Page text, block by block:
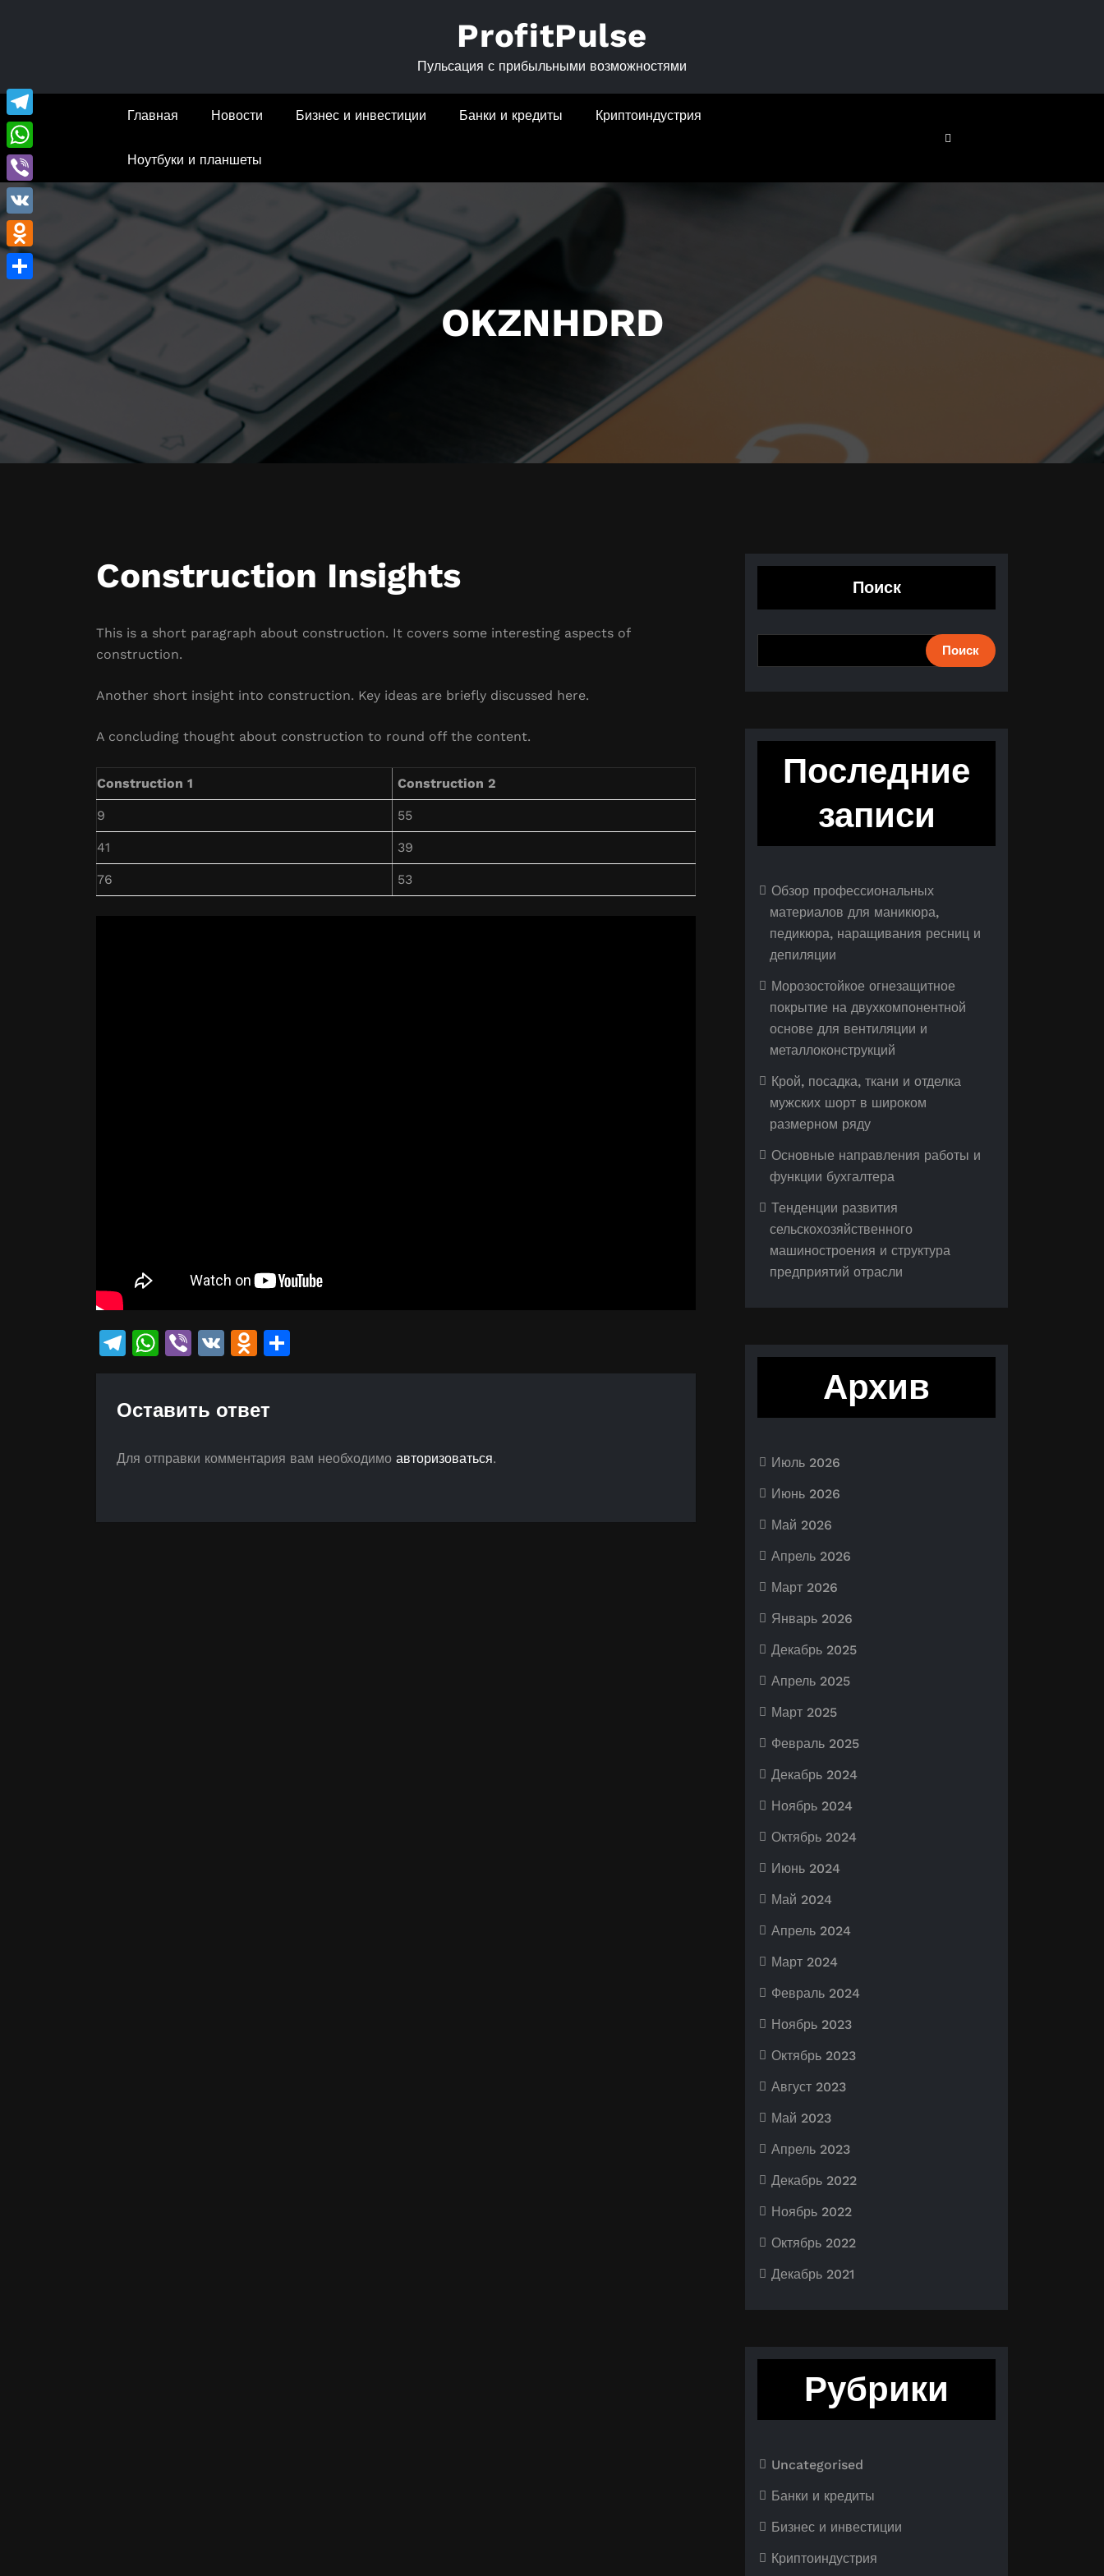
ProfitPulse
Пульсация с прибыльными возможностями
Главная Новости Бизнес и инвестиции Банки и кредиты Криптоиндустрия
Ноутбуки и планшеты
OKZNHDRD
Construction Insights
This is a short paragraph about construction. It covers some interesting aspects of
construction.
Another short insight into construction. Key ideas are briefly discussed here.
A concluding thought about construction to round off the content.
Construction 1 Construction 2
9 55
41 39
76 53
Telegram
WhatsApp
Viber
VK Odnoklassniki
Оставить ответ
Для отправки комментария вам необходимо авторизоваться.
Поиск
Поиск
Последние
записи
Обзор профессиональных
материалов для маникюра,
педикюра, наращивания ресниц и
депиляции
Морозостойкое огнезащитное
покрытие на двухкомпонентной
основе для вентиляции и
металлоконструкций
Крой, посадка, ткани и отделка
мужских шорт в широком
размерном ряду
Основные направления работы и
функции бухгалтера
Тенденции развития
сельскохозяйственного
машиностроения и структура
предприятий отрасли
Архив
Июль 2026
Июнь 2026
Май 2026
Апрель 2026
Март 2026
Январь 2026
Декабрь 2025
Апрель 2025
Март 2025
Февраль 2025
Декабрь 2024
Ноябрь 2024
Октябрь 2024
Июнь 2024
Май 2024
Апрель 2024
Март 2024
Февраль 2024
Ноябрь 2023
Октябрь 2023
Август 2023
Май 2023
Апрель 2023
Декабрь 2022
Ноябрь 2022
Октябрь 2022
Декабрь 2021
Рубрики
Uncategorised
Банки и кредиты
Бизнес и инвестиции
Криптоиндустрия
Telegram
WhatsApp
Viber
VK
Odnoklassniki
Отправить